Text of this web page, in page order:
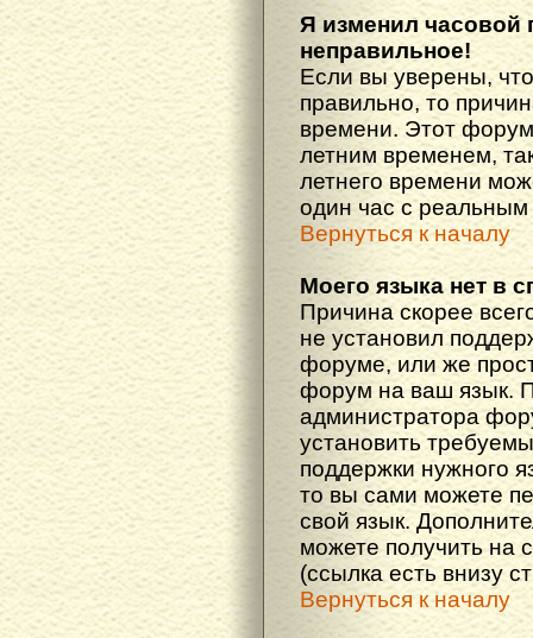
Я изменил часовой
неправильное!
Если вы уверены,
правильно, то
времени. Этот
летним временем,
летнего времени
один час с
Вернуться к началу
Моего языка нет в
Причина скорее
не установил
форуме, или же
форум на ваш язык.
администратора
установить
поддержки нужного
то вы сами можете
свой язык.
можете получить на
(ссылка есть внизу
Вернуться к началу